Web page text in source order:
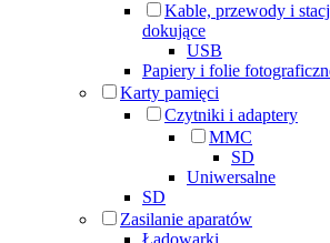
Kable, przewody i
dokujące
USB
Papiery i folie
Karty pamięci
Czytniki i adaptery
MMC
SD
Uniwersalne
SD
Zasilanie aparatów
Ładowarki